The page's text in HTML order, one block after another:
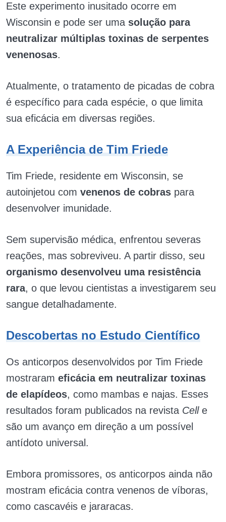
Este experimento inusitado ocorre em
Wisconsin e pode ser uma solução para
neutralizar múltiplas toxinas de serpentes
venenosas.
Atualmente, o tratamento de picadas de cobra
é específico para cada espécie, o que limita
sua eficácia em diversas regiões.
A Experiência de Tim Friede
Tim Friede, residente em Wisconsin, se
autoinjetou com venenos de cobras para
desenvolver imunidade.
Sem supervisão médica, enfrentou severas
reações, mas sobreviveu. A partir disso, seu
organismo desenvolveu uma resistência
rara, o que levou cientistas a investigarem seu
sangue detalhadamente.
Descobertas no Estudo Científico
Os anticorpos desenvolvidos por Tim Friede
mostraram eficácia em neutralizar toxinas
de elapídeos, como mambas e najas. Esses
resultados foram publicados na revista Celle
são um avanço em direção a um possível
antídoto universal.
Embora promissores, os anticorpos ainda não
mostram eficácia contra venenos de víboras,
como cascavéis e jararacas.